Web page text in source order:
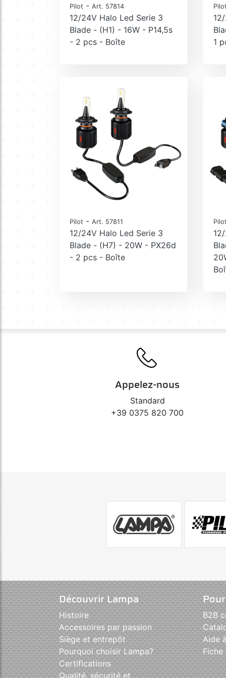
Pilot - Art. 57814
12/24V Halo Led Serie 3
Blade - (H1) - 16W - P14,5s
- 2 pcs - Boîte
Pilot
1
Pilot - Art. 57811
12/24V Halo Led Serie 3
Blade - (H7) - 20W - PX26d
- 2 pcs - Boîte
Pilot
Appelez-nous
Standard
+39 0375 820 700
Découvrir Lampa
Histoire
Accessoires par passion
Siège et entrepôt
Pourquoi choisir Lampa?
Certifications
Qualité, sécurité et
B2B
Aide
Fiche